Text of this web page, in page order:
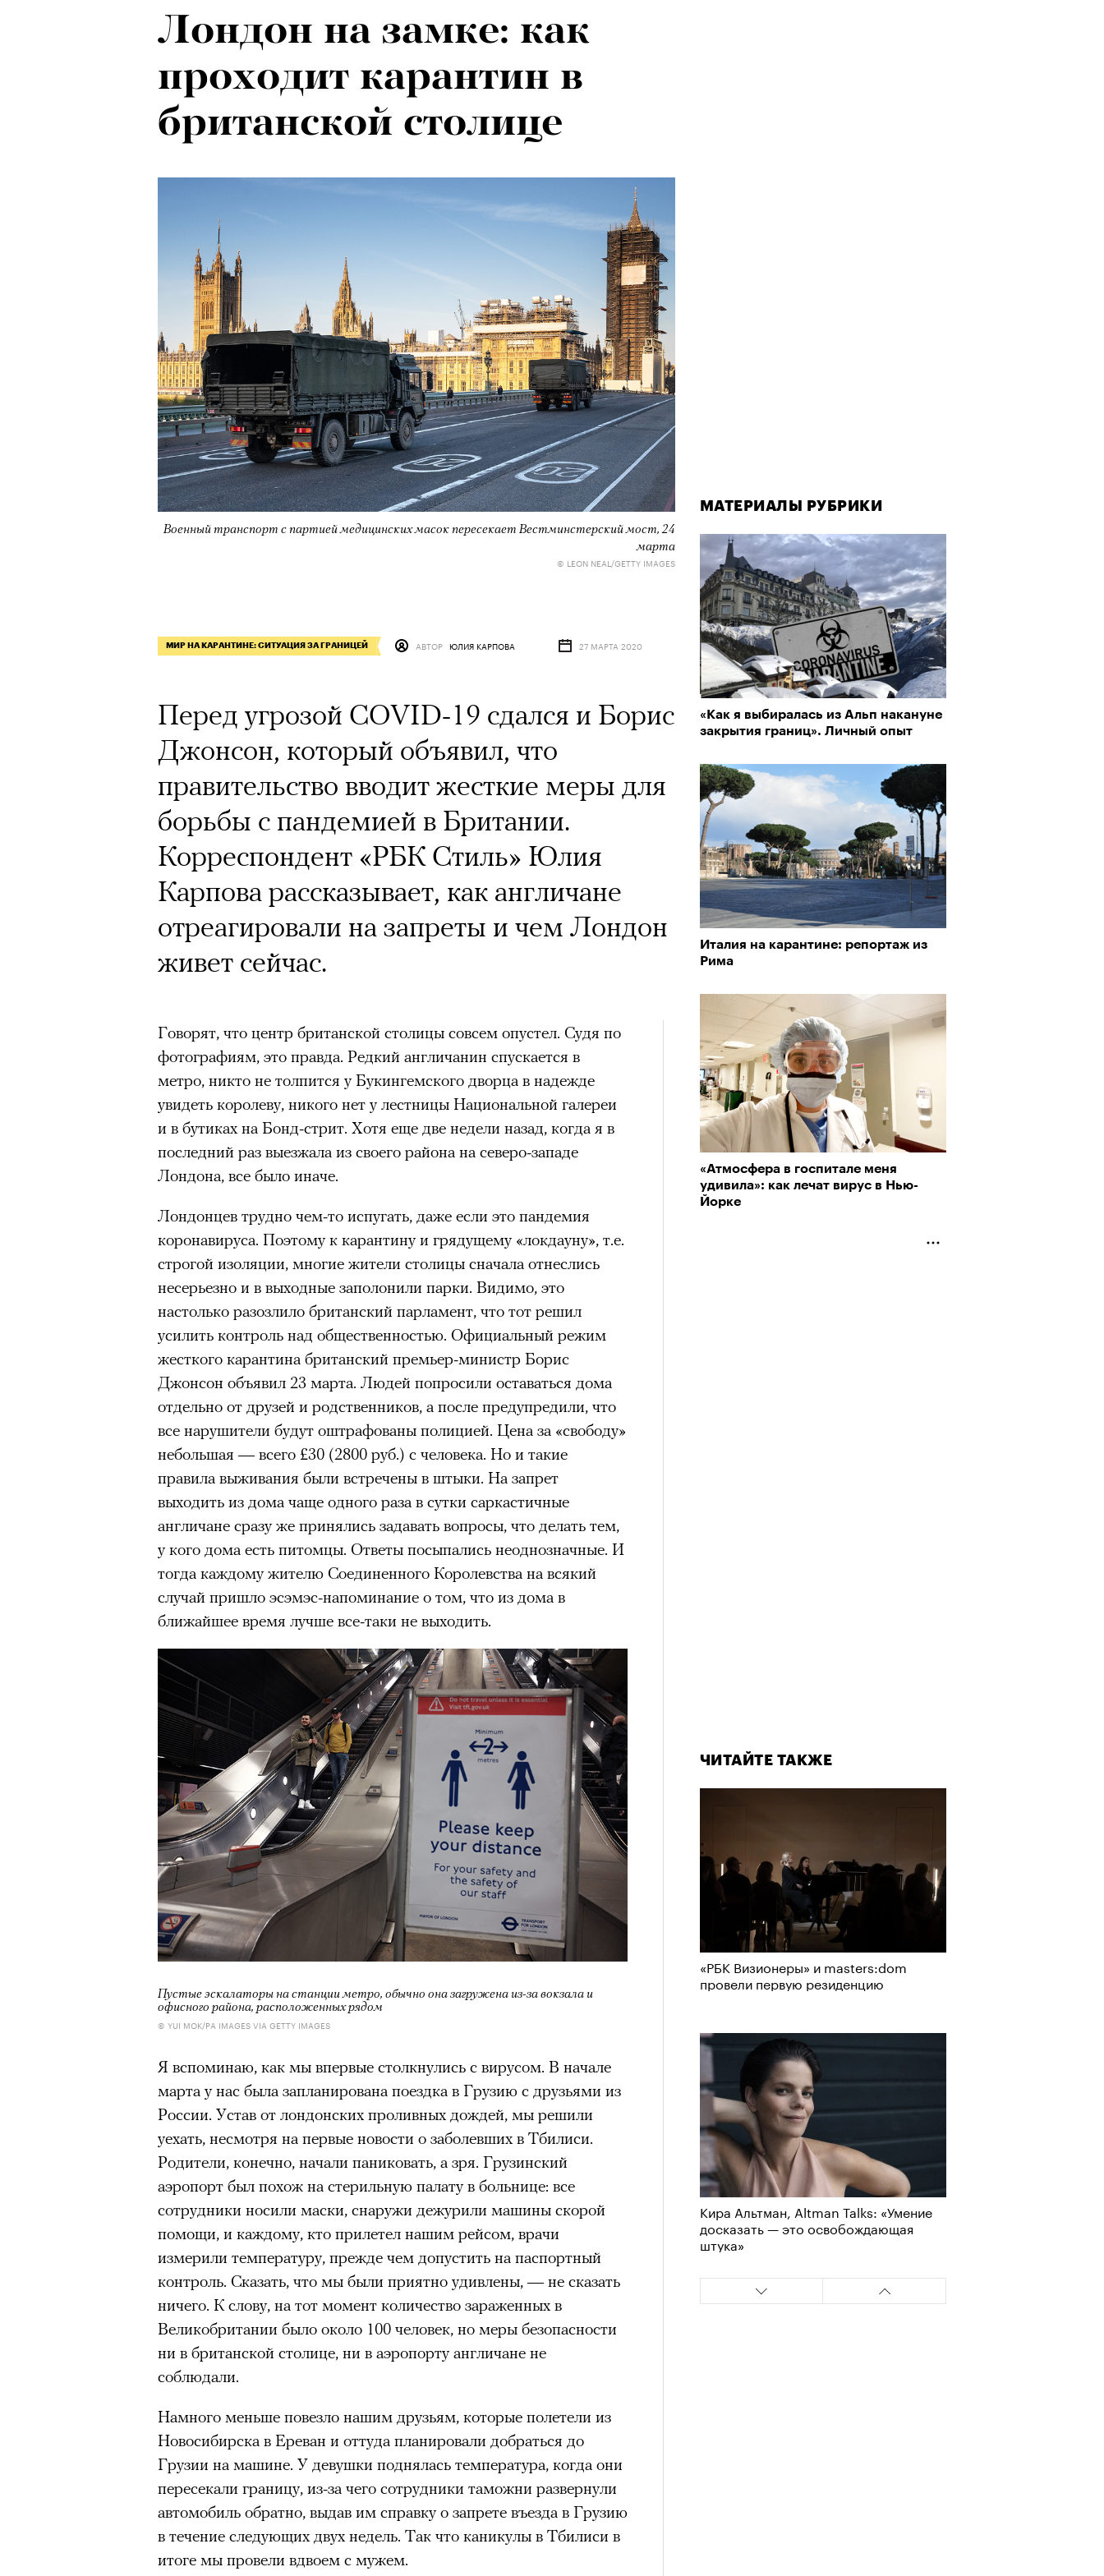
МАТЕРИАЛЫ РУБРИКИ
«Как я выбиралась из Альп накануне
закрытия границ». Личный опыт
Италия на карантине: репортаж из
Рима
«Атмосфера в госпитале меня
удивила»: как лечат вирус в Нью-
Йорке
ЧИТАЙТЕ ТАКЖЕ
«РБК Визионеры» и masters:dom
провели первую резиденцию
Кира Альтман, Altman Talks: «Умение
досказать — это освобождающая
штука»
Лондон на замке: как
проходит карантин в
британской столице
Военный транспорт с партией медицинских масок пересекает Вестминстерский мост, 24
марта
© LEON NEAL/GETTY IMAGES
МИР НА КАРАНТИНЕ: СИТУАЦИЯ ЗА ГРАНИЦЕЙ АВТОР ЮЛИЯ КАРПОВА 27 МАРТА 2020
Перед угрозой COVID-19 сдался и Борис
Джонсон, который объявил, что
правительство вводит жесткие меры для
борьбы с пандемией в Британии.
Корреспондент «РБК Стиль» Юлия
Карпова рассказывает, как англичане
отреагировали на запреты и чем Лондон
живет сейчас.
Говорят, что центр британской столицы совсем опустел. Судя по
фотографиям, это правда. Редкий англичанин спускается в
метро, никто не толпится у Букингемского дворца в надежде
увидеть королеву, никого нет у лестницы Национальной галереи
и в бутиках на Бонд-стрит. Хотя еще две недели назад, когда я в
последний раз выезжала из своего района на северо-западе
Лондона, все было иначе.
Лондонцев трудно чем-то испугать, даже если это пандемия
коронавируса. Поэтому к карантину и грядущему «локдауну», т.е.
строгой изоляции, многие жители столицы сначала отнеслись
несерьезно и в выходные заполонили парки. Видимо, это
настолько разозлило британский парламент, что тот решил
усилить контроль над общественностью. Официальный режим
жесткого карантина британский премьер-министр Борис
Джонсон объявил 23 марта. Людей попросили оставаться дома
отдельно от друзей и родственников, а после предупредили, что
все нарушители будут оштрафованы полицией. Цена за «свободу»
небольшая — всего £30 (2800 руб.) с человека. Но и такие
правила выживания были встречены в штыки. На запрет
выходить из дома чаще одного раза в сутки саркастичные
англичане сразу же принялись задавать вопросы, что делать тем,
у кого дома есть питомцы. Ответы посыпались неоднозначные. И
тогда каждому жителю Соединенного Королевства на всякий
случай пришло эсэмэс-напоминание о том, что из дома в
ближайшее время лучше все-таки не выходить.
Пустые эскалаторы на станции метро, обычно она загружена из-за вокзала и
офисного района, расположенных рядом
© YUI MOK/PA IMAGES VIA GETTY IMAGES
Я вспоминаю, как мы впервые столкнулись с вирусом. В начале
марта у нас была запланирована поездка в Грузию с друзьями из
России. Устав от лондонских проливных дождей, мы решили
уехать, несмотря на первые новости о заболевших в Тбилиси.
Родители, конечно, начали паниковать, а зря. Грузинский
аэропорт был похож на стерильную палату в больнице: все
сотрудники носили маски, снаружи дежурили машины скорой
помощи, и каждому, кто прилетел нашим рейсом, врачи
измерили температуру, прежде чем допустить на паспортный
контроль. Сказать, что мы были приятно удивлены, — не сказать
ничего. К слову, на тот момент количество зараженных в
Великобритании было около 100 человек, но меры безопасности
ни в британской столице, ни в аэропорту англичане не
соблюдали.
Намного меньше повезло нашим друзьям, которые полетели из
Новосибирска в Ереван и оттуда планировали добраться до
Грузии на машине. У девушки поднялась температура, когда они
пересекали границу, из-за чего сотрудники таможни развернули
автомобиль обратно, выдав им справку о запрете въезда в Грузию
в течение следующих двух недель. Так что каникулы в Тбилиси в
итоге мы провели вдвоем с мужем.